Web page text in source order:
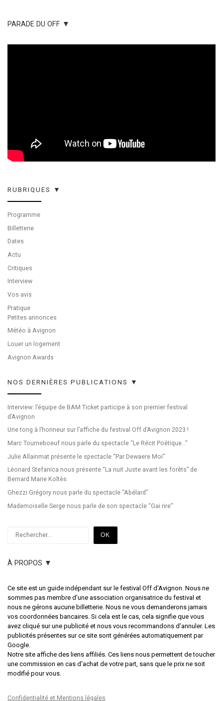
PARADE DU OFF ▼
RUBRIQUES ▼
Programme
Billetterie
Dates
Actu
Critiques
Interview
Vos avis
Pratique
Petites annonces
Météo à Avignon
Louer un logement
Avignon Awards
NOS DERNIÈRES PUBLICATIONS ▼
Interview: l’équipe de BAM Ticket participe à son premier festival
d’Avignon
Une tong à l’honneur sur l’affiche du festival Off d’Avignon 2023 !
Marc Tourneboeuf nous parle du spectacle “Le Récit Poétique…”
Julie Allainmat présente le spectacle “Par Dewaere Moi”
Léonard Stefanica nous présente “La nuit Juste avant les forêts” de
Bernard Marie Koltès
Ghezzi Grégory nous parle du spectacle “Abélard”
Mademoiselle Serge nous parle de son spectacle “Gai rire”
OK
À PROPOS ▼
Ce site est un guide indépendant sur le festival Off d'Avignon. Nous ne
sommes pas membre d’une association organisatrice du festival et
nous ne gérons aucune billetterie. Nous ne vous demanderons jamais
vos coordonnées bancaires. Si cela est le cas, cela signifie que vous
avez cliqué sur une publicité et nous vous recommandons d’annuler. Les
publicités présentes sur ce site sont générées automatiquement par
Google.
Notre site affiche des liens affiliés. Ces liens nous permettent de toucher
une commission en cas d'achat de votre part, sans que le prix ne soit
modifié pour vous.
Confidentialité et Mentions légales